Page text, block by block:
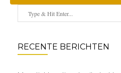
RECENTE BERICHTEN